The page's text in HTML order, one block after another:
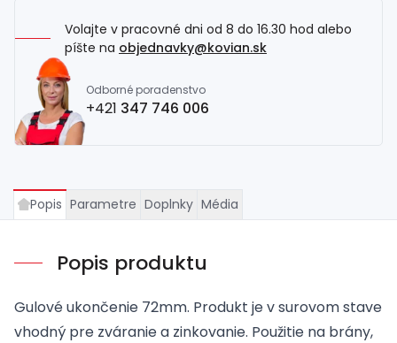
Volajte v pracovné dni od 8 do 16.30 hod alebo
píšte na objednavky@kovian.sk
Odborné poradenstvo
+421 347 746 006
Popis Parametre Doplnky Média
Popis produktu
Gulové ukončenie 72mm. Produkt je v surovom stave
vhodný pre zváranie a zinkovanie. Použitie na brány,